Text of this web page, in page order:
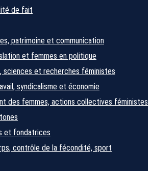
de fait
patrimoine et communication
et femmes en politique
sciences et recherches féministes
syndicalisme et économie
des femmes, actions collectives féministes
et fondatrices
contrôle de la fécondité, sport